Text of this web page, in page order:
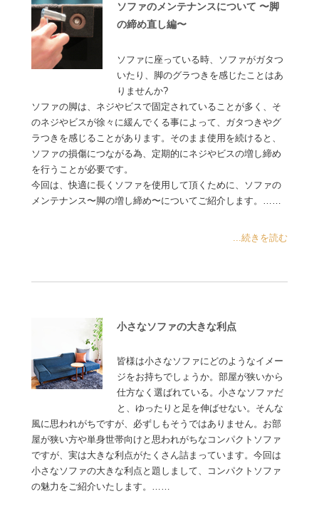
ソファのメンテナンスについて 〜脚
の締め直し編〜
ソファに座っている時、ソファがガタつ
いたり、脚のグラつきを感じたことはあ
りませんか?
ソファの脚は、ネジやビスで固定されていることが多く、そ
のネジやビスが徐々に緩んでくる事によって、ガタつきやグ
ラつきを感じることがあります。そのまま使用を続けると、
ソファの損傷につながる為、定期的にネジやビスの増し締め
を行うことが必要です。
今回は、快適に長くソファを使用して頂くために、ソファの
メンテナンス〜脚の増し締め〜についてご紹介します。……
...続きを読む
小さなソファの大きな利点
皆様は小さなソファにどのようなイメー
ジをお持ちでしょうか。部屋が狭いから
仕方なく選ばれている。小さなソファだ
と、ゆったりと足を伸ばせない。そんな
風に思われがちですが、必ずしもそうではありません。お部
屋が狭い方や単身世帯向けと思われがちなコンパクトソファ
ですが、実は大きな利点がたくさん詰まっています。今回は
小さなソファの大きな利点と題しまして、コンパクトソファ
の魅力をご紹介いたします。……